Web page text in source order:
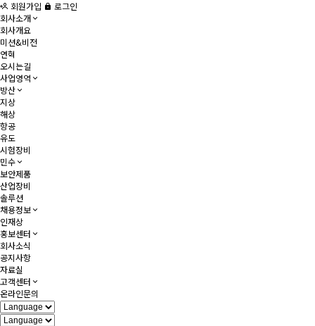
회원가입
로그인
회사소개
회사개요
미션&비전
연혁
오시는길
사업영역
방산
지상
해상
항공
유도
시험장비
민수
보안제품
산업장비
솔루션
채용정보
인재상
홍보센터
회사소식
공지사항
자료실
고객센터
온라인문의